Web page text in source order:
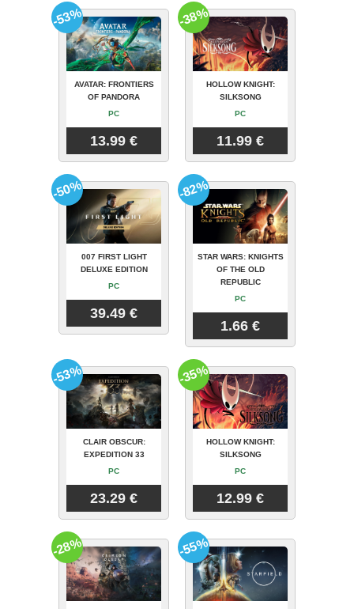
AVATAR: FRONTIERS
OF PANDORA
PC
13.99 €
-53%
HOLLOW KNIGHT:
SILKSONG
PC
11.99 €
-38%
007 FIRST LIGHT
DELUXE EDITION
PC
39.49 €
-50%
STAR WARS: KNIGHTS
OF THE OLD
REPUBLIC
PC
1.66 €
-82%
CLAIR OBSCUR:
EXPEDITION 33
PC
23.29 €
-53%
HOLLOW KNIGHT:
SILKSONG
PC
12.99 €
-35%
-28% -55%